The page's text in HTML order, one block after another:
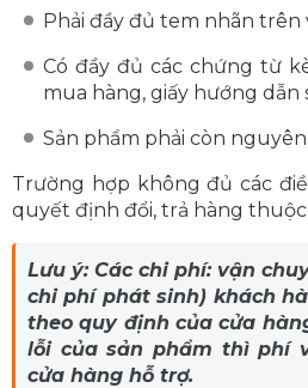
Phải đầy đủ tem nhãn trên
Có đầy đủ các chứng từ
mua hàng, giấy hướng dẫn
Sản phẩm phải còn
Trường hợp không đủ các
quyết định đổi, trả hàng thuộc
Lưu ý: Các chi phí: vận
chi phí phát sinh) khách
theo quy định của cửa
lỗi của sản phẩm thì phí
cửa hàng hỗ trợ.